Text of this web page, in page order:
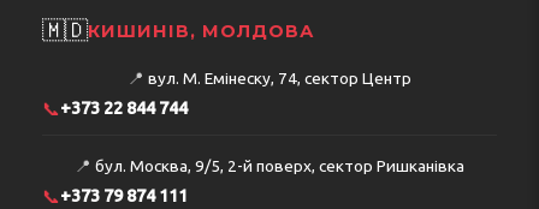
🇲🇩КИШИНІВ, МОЛДОВА
📍 вул. М. Емінеску, 74, сектор Центр
📞+373 22 844 744
📍 бул. Москва, 9/5, 2-й поверх, сектор Ришканівка
📞+373 79 874 111